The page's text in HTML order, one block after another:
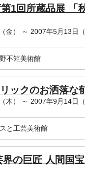
1回所蔵品展 「
金） ～ 2007年5月13日（
不矩美術館
ックのお洒落な
木） ～ 2007年9月14日（
と工芸美術館
の巨匠 人間国